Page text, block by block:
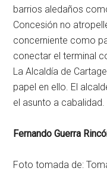
barrios aledaños
Concesión no
concerniente como
conectar el terminal
La Alcaldía de
papel en ello. El
el asunto a cabalidad.
Fernando Guerra
Foto tomada de: